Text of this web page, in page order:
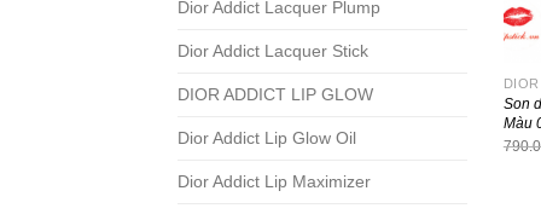
Dior Addict Lacquer Plump
Dior Addict Lacquer Stick
DIOR ADDICT LIP GLOW
Dior Addict Lip Glow Oil
Dior Addict Lip Maximizer
Son
Màu